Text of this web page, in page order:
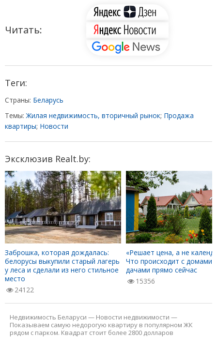
Читать:
Теги:
Страны: Беларусь
Темы: Жилая недвижимость, вторичный рынок; Продажа
квартиры; Новости
Эксклюзив Realt.by:
Заброшка, которая дождалась:
белорусы выкупили старый лагерь
у леса и сделали из него стильное
место
24122
«Решает цена, а не
Что происходит с домами
дачами прямо сейчас
15356
Недвижимость Беларуси — Новости недвижимости —
Показываем самую недорогую квартиру в популярном ЖК
рядом с парком. Квадрат стоит более 2800 долларов